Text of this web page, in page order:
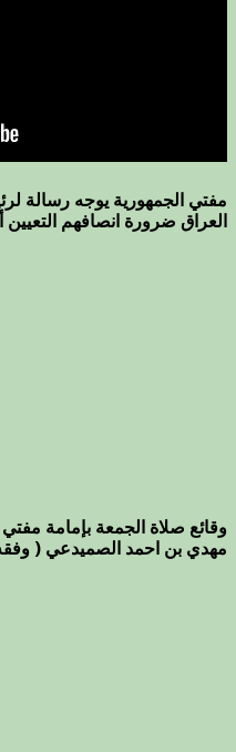
مفتي الجمهورية يوجه رسالة
العراق ضرورة انصافهم التعيين
وقائع صلاة الجمعة بإمامة
مهدي بن احمد الصميدعي ( وفقه